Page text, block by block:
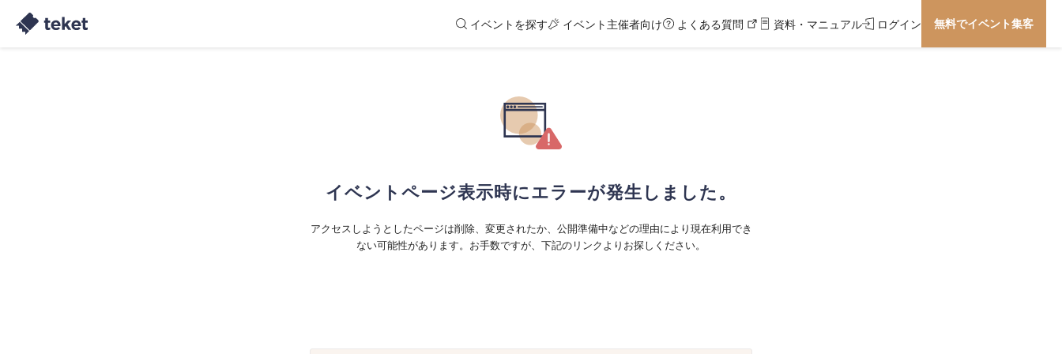
イベントを探す イベント主催者向け よくある質問 資料・マニュアル ログイン 無料でイベント集客
イベントページ表示時にエラーが発生しました。
アクセスしようとしたページは削除、変更されたか、公開準備中などの理由により現在利用でき
ない可能性があります。お手数ですが、下記のリンクよりお探しください。